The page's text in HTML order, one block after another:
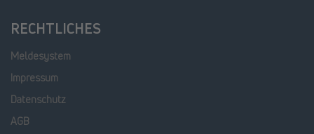
RECHTLICHES
Meldesystem
Impressum
Datenschutz
AGB